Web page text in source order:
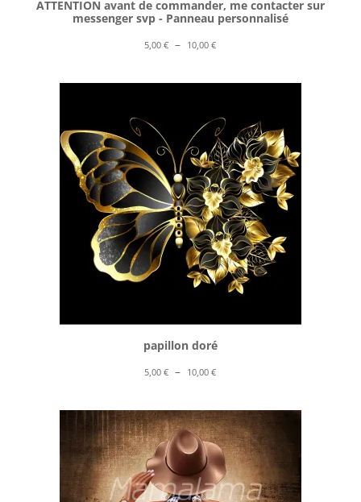
ATTENTION avant de commander, me contacter sur
messenger svp - Panneau personnalisé
5,00€ – 10,00€Plage
prix :
à
10,00 €
papillon doré
5,00€ – 10,00€Plage
prix :
5,00 €
à
10,00 €